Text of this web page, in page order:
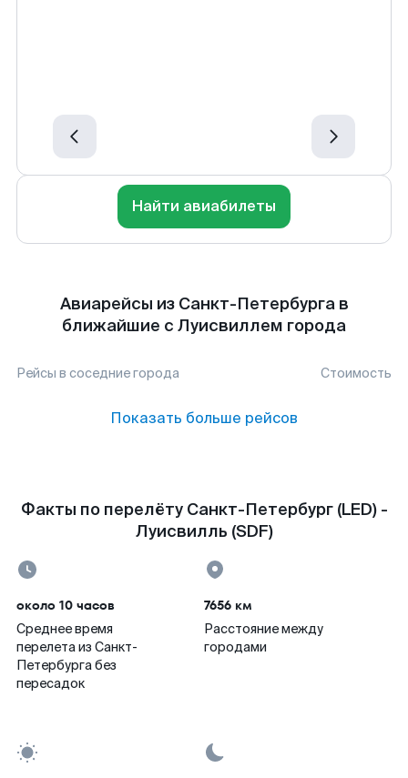
Найти авиабилеты
Авиарейсы из Санкт-Петербурга в
ближайшие с Луисвиллем города
Рейсы в соседние города Стоимость
Показать больше рейсов
Факты по перелёту Санкт-Петербург (LED) -
Луисвилль (SDF)
около 10 часов
Среднее время
перелета из Санкт-
Петербурга без
пересадок
7656 км
Расстояние между
городами